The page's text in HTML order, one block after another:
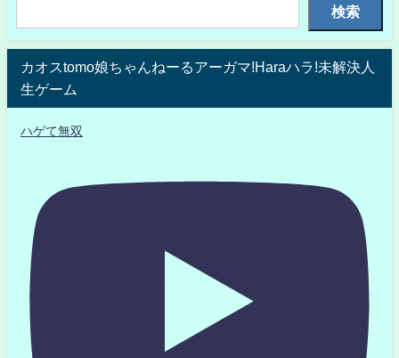
検索
カオスtomo娘ちゃんねーるアーガマ!Haraハラ!未解決人
生ゲーム
ハゲて無双